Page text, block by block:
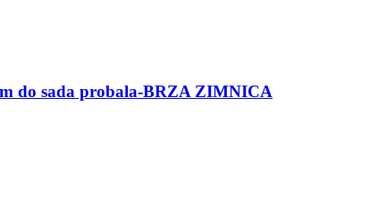
do sada probala-BRZA ZIMNICA